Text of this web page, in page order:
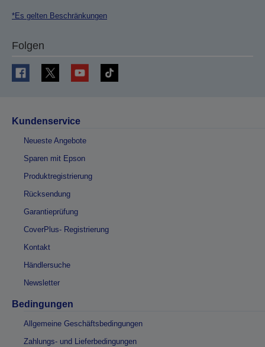
*Es gelten Beschränkungen
Folgen
Kundenservice
Neueste Angebote
Sparen mit Epson
Produktregistrierung
Rücksendung
Garantieprüfung
CoverPlus- Registrierung
Kontakt
Händlersuche
Newsletter
Bedingungen
Allgemeine Geschäftsbedingungen
Zahlungs- und Lieferbedingungen